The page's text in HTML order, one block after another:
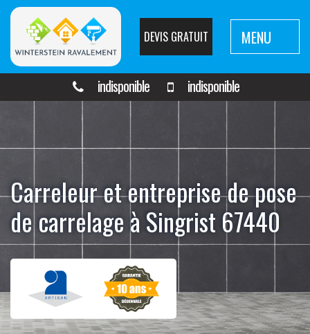
DEVIS GRATUIT MENU
indisponible indisponible
Carreleur et entreprise de pose
de carrelage à Singrist 67440